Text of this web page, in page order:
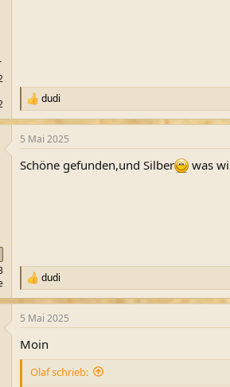
R
e
a
k
i
dudi
5 Mai 2025
Schöne gefunden,und Silber was
R
e
a
k
i
o
n
dudi
5 Mai 2025
Moin
Olaf schrieb: